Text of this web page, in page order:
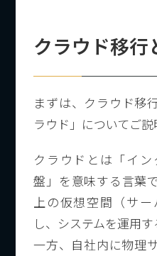
クラウド移行
まずは、クラウド移
ラウド」についてご説
クラウドとは「イ
盤」を意味する言葉
上の仮想空間（サ
し、システムを運用す
一方、自社内に物理